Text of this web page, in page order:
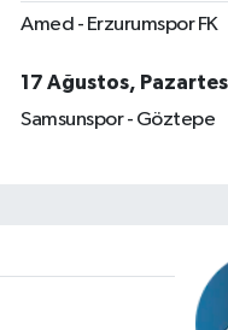
Amed - Erzurumspor FK
17 Ağustos,
Samsunspor - Göztepe